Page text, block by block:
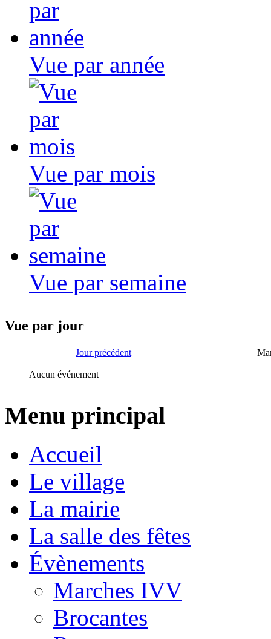
Vue par année
Vue par mois
Vue par semaine
Vue par jour
Jour précédent
Aucun événement
Menu principal
Accueil
Le village
La mairie
La salle des fêtes
Évènements
Marches IVV
Brocantes